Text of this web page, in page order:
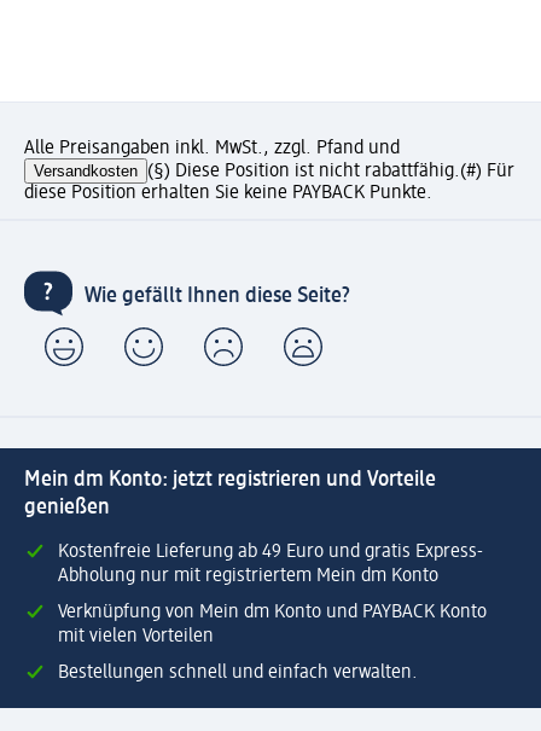
Alle Preisangaben inkl. MwSt., zzgl. Pfand und
Versandkosten (§) Diese Position ist nicht rabattfähig.(#) Für
diese Position erhalten Sie keine PAYBACK Punkte.
Wie gefällt Ihnen diese Seite?
Mein dm Konto: jetzt registrieren und Vorteile
genießen
Kostenfreie Lieferung ab 49 Euro und gratis Express-
Abholung nur mit registriertem Mein dm Konto
Verknüpfung von Mein dm Konto und PAYBACK Konto
mit vielen Vorteilen
Bestellungen schnell und einfach verwalten.